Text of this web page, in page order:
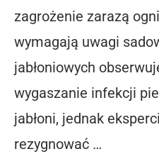
zagrożenie zarazą
wymagają uwagi
jabłoniowych
wygaszanie infekcji
jabłoni, jednak
rezygnować …